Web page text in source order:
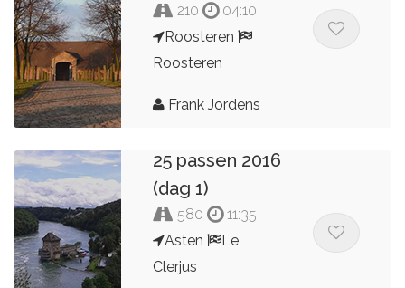
210
04:10
Roosteren
Roosteren
Frank Jordens
25 passen 2016
(dag 1)
580
11:35
Asten
Le
Clerjus